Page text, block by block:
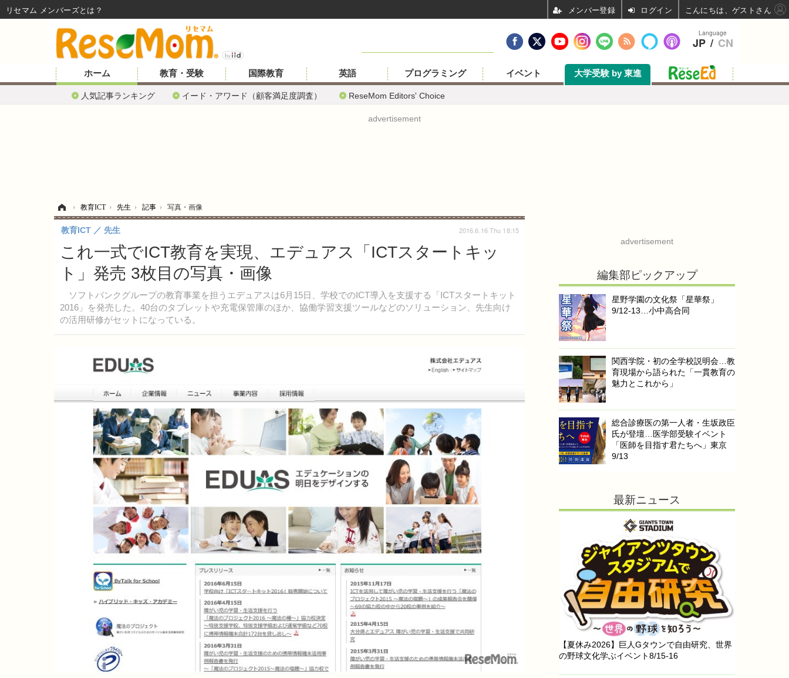
ホーム
人気記事ランキング イード・アワード（顧客満足度調査） ReseMom Editors' Choice
教育・受験 国際教育 英語 プログラミング イベント 大学受験 by 東進
advertisement
› 教育ICT › 先生 › 記事 › 写真・画像
これ一式でICT教育を実現、エデュアス「ICTスタートキッ
ト」発売 3枚目の写真・画像
ソフトバンクグループの教育事業を担うエデュアスは6月15日、学校でのICT導入を支援する「ICTスタートキット
2016」を発売した。40台のタブレットや充電保管庫のほか、協働学習支援ツールなどのソリューション、先生向け
の活用研修がセットになっている。
教育ICT 先生 2016.6.16 Thu 18:15
advertisement
編集部ピックアップ
星野学園の文化祭「星華祭」
9/12-13…小中高合同
関西学院・初の全学校説明会…教
育現場から語られた「一貫教育の
魅力とこれから」
総合診療医の第一人者・生坂政臣
氏が登壇…医学部受験イベント
「医師を目指す君たちへ」東京
9/13
最新ニュース
【夏休み2026】巨人Gタウンで自由研究、世界
の野球文化学ぶイベント8/15-16
Language
JP / CN
リセマム メンバーズ ログイン こんにちは、ゲストさん